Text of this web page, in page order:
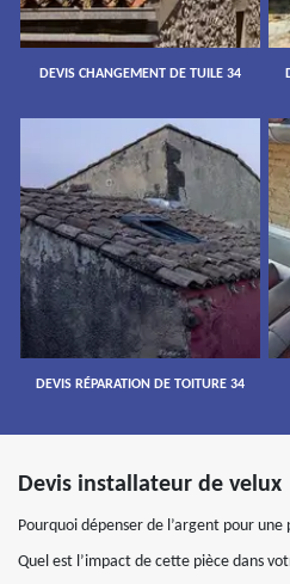
DEVIS CHANGEMENT DE TUILE 34
DEVIS RÉPARATION DE TOITURE 34
Devis installateur de velux
Pourquoi dépenser de l’argent pour
Quel est l’impact de cette pièce dans